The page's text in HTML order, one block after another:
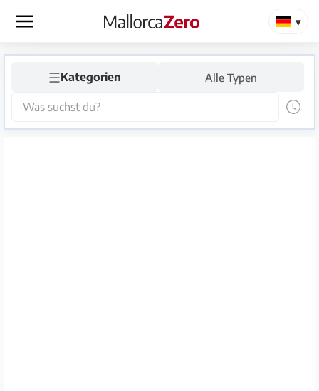
×
Startseite
Anzeige
aufgeben
☰Kategorien Alle Typen